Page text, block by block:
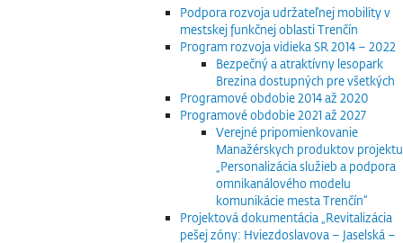
Podpora rozvoja udržateľnej mobility v
mestskej funkčnej oblasti Trenčín
Program rozvoja vidieka SR 2014 – 2022
Bezpečný a atraktívny lesopark
Brezina dostupných pre všetkých
Programové obdobie 2014 až 2020
Programové obdobie 2021 až 2027
Verejné pripomienkovanie
Manažérskych produktov projektu
„Personalizácia služieb a podpora
omnikanálového modelu
komunikácie mesta Trenčín“
Projektová dokumentácia „Revitalizácia
pešej zóny: Hviezdoslavova – Jaselská –